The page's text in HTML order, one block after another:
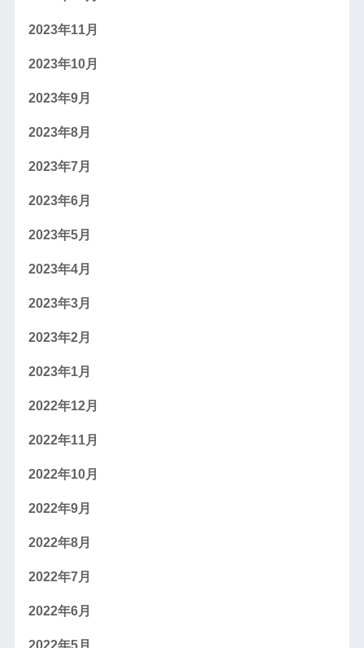
2023年11月
2023年10月
2023年9月
2023年8月
2023年7月
2023年6月
2023年5月
2023年4月
2023年3月
2023年2月
2023年1月
2022年12月
2022年11月
2022年10月
2022年9月
2022年8月
2022年7月
2022年6月
2022年5月